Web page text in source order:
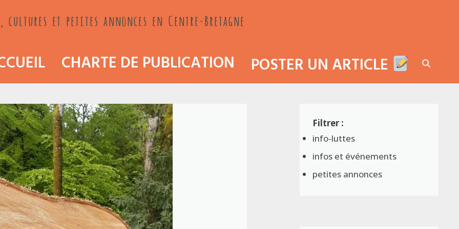
et petites annonces en Centre-Bretagne
CHARTE DE PUBLICATION POSTER UN ARTICLE
info-luttes
infos et événements
petites annonces